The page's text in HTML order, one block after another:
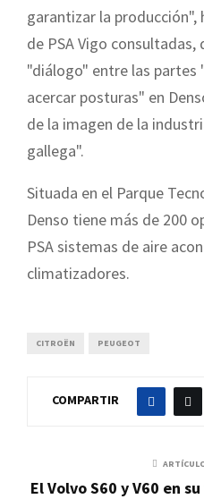
garantizar la producción",
de PSA Vigo consultadas,
"diálogo" entre las partes
acercar posturas" en
de la imagen de la
gallega".
Situada en el Parque
Denso tiene más de 200
PSA sistemas de aire
climatizadores.
CITROËN PEUGEOT
COMPARTIR
El Volvo S60 y V60 en